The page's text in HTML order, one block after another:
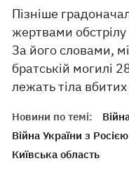
Пізніше
жертвами обстрілу
За його словами,
братській могилі
лежать тіла
Новини по темі:
Війна України з Росією
Київська область